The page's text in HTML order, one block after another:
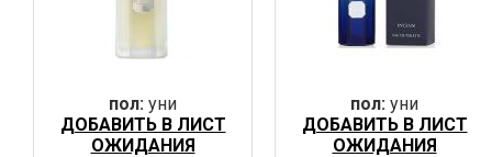
пол: уни
ДОБАВИТЬ В ЛИСТ
ОЖИДАНИЯ
пол: уни
ДОБАВИТЬ В ЛИСТ
ОЖИДАНИЯ